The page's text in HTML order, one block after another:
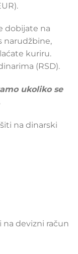
dobijate na
narudžbine,
kuriru.
(RSD).
ukoliko se
na dinarski
na devizni račun